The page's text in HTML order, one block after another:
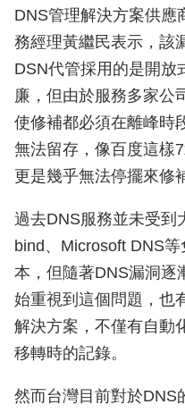
DNS管理解決方案供應
務經理黃繼民表示，該
DSN代管採用的是開放
廉，但由於服務多家公
使修補都必須在離峰時
無法留存，像百度這樣
更是幾乎無法停擺來修
過去DNS服務並未受到
bind、Microsoft DNS
本，但隨著DNS漏洞逐
始重視到這個問題，也
解決方案，不僅有自動
移轉時的記錄。
然而台灣目前對於DNS